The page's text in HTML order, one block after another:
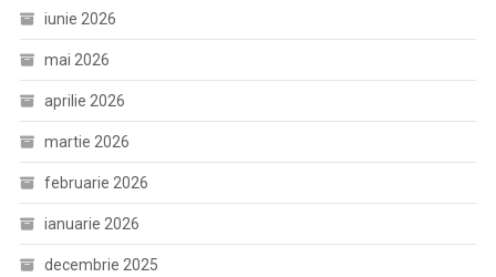
iunie 2026
mai 2026
aprilie 2026
martie 2026
februarie 2026
ianuarie 2026
decembrie 2025